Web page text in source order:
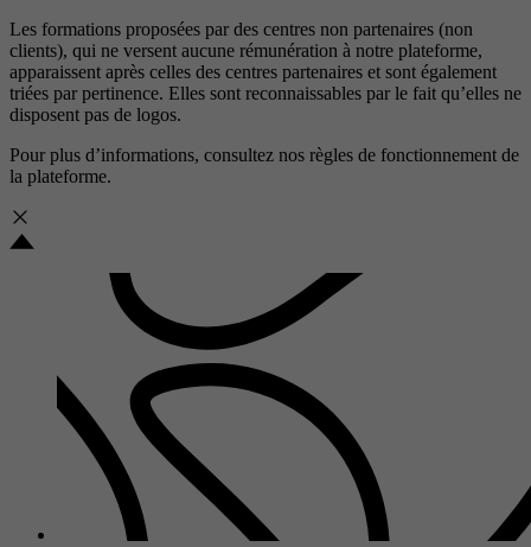
Les formations proposées par des centres non partenaires (non
clients), qui ne versent aucune rémunération à notre plateforme,
apparaissent après celles des centres partenaires et sont également
triées par pertinence. Elles sont reconnaissables par le fait qu’elles ne
disposent pas de logos.
Pour plus d’informations, consultez nos règles de fonctionnement de
la plateforme.